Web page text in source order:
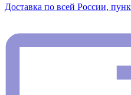
Доставка по всей России,